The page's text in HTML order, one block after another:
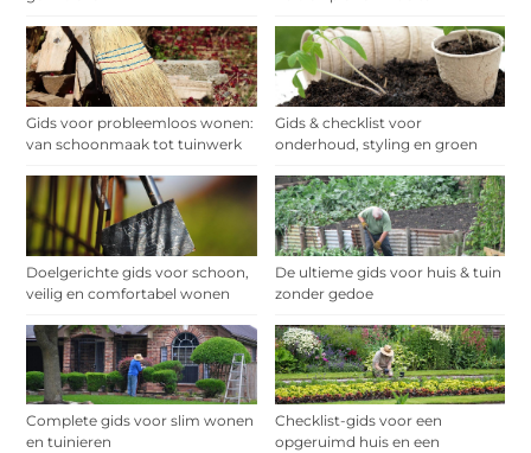
Gids voor probleemloos wonen:
van schoonmaak tot tuinwerk
Gids & checklist voor
onderhoud, styling en groen
Doelgerichte gids voor schoon,
veilig en comfortabel wonen
De ultieme gids voor huis & tuin
zonder gedoe
Complete gids voor slim wonen
en tuinieren
Checklist-gids voor een
opgeruimd huis en een